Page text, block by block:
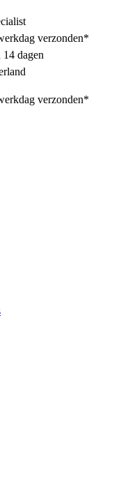
verzonden*
dagen
14 dagen